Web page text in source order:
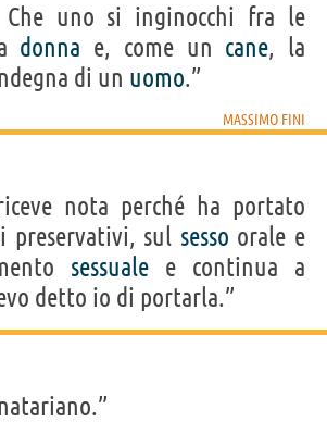
Che uno si inginocchi fra le
donna e, come un cane, la
di un uomo.”
MASSIMO FINI
nota perché ha portato
preservativi, sul sesso orale e
sessuale e continua a
detto io di portarla.”